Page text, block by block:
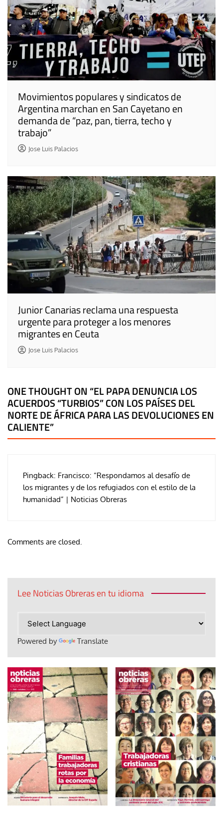
Movimientos populares y sindicatos de
Argentina marchan en San Cayetano en
demanda de “paz, pan, tierra, techo y
trabajo”
Jose Luis Palacios
Junior Canarias reclama una respuesta
urgente para proteger a los menores
migrantes en Ceuta
Jose Luis Palacios
ONE THOUGHT ON “EL PAPA DENUNCIA LOS
ACUERDOS “TURBIOS” CON LOS PAÍSES DEL
NORTE DE ÁFRICA PARA LAS DEVOLUCIONES EN
CALIENTE”
Pingback: Francisco: “Respondamos al desafío de
los migrantes y de los refugiados con el estilo de la
humanidad” | Noticias Obreras
Comments are closed.
Lee Noticias Obreras en tu idioma
Powered by Translate